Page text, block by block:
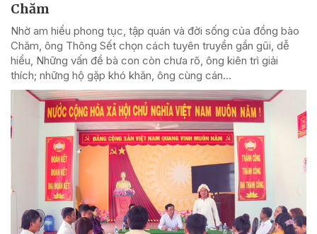
Chăm
Nhờ am hiểu phong tục, tập quán và đời sống của đồng bào
Chăm, ông Thông Sết chọn cách tuyên truyền gần gũi, dễ
hiểu, Những vấn đề bà con còn chưa rõ, ông kiên trì giải
thích; những hộ gặp khó khăn, ông cùng cán...